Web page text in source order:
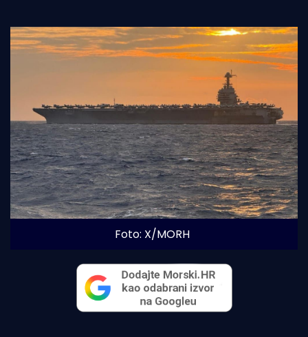
Foto: X/MORH